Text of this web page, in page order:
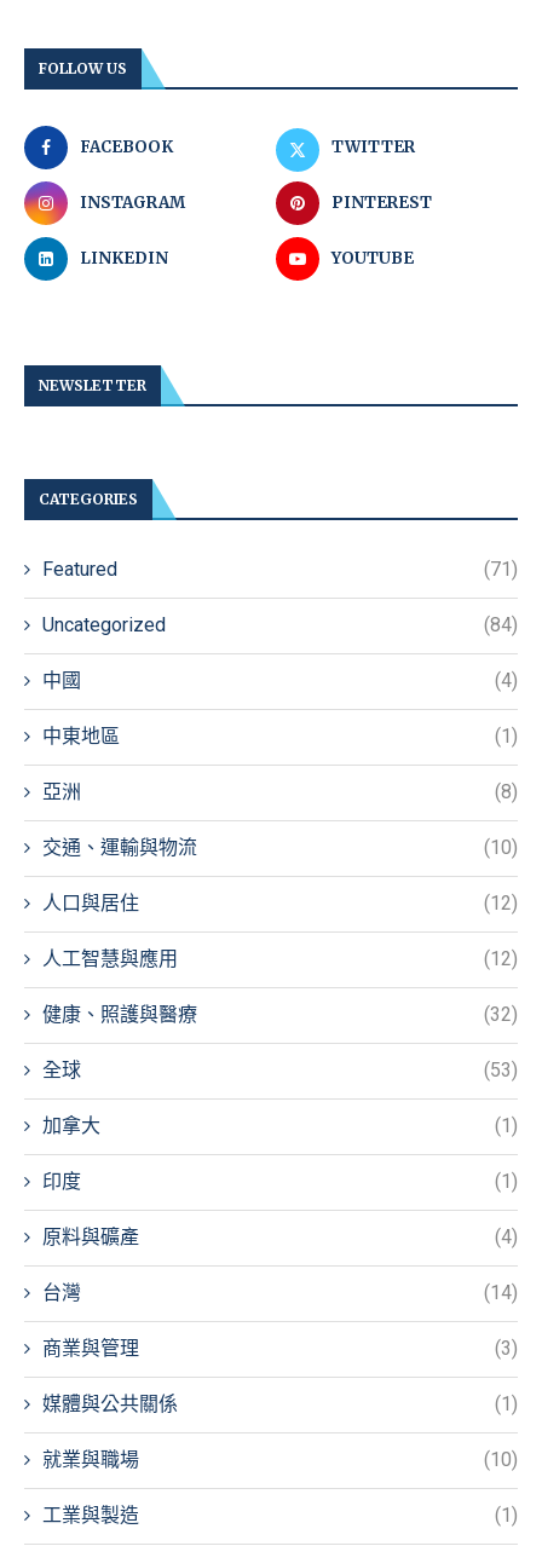
FOLLOW US
FACEBOOK TWITTER
INSTAGRAM PINTEREST
LINKEDIN YOUTUBE
NEWSLETTER
CATEGORIES
Featured (71)
Uncategorized (84)
中國 (4)
中東地區 (1)
亞洲 (8)
交通、運輸與物流 (10)
人口與居住 (12)
人工智慧與應用 (12)
健康、照護與醫療 (32)
全球 (53)
加拿大 (1)
印度 (1)
原料與礦產 (4)
台灣 (14)
商業與管理 (3)
媒體與公共關係 (1)
就業與職場 (10)
工業與製造 (1)